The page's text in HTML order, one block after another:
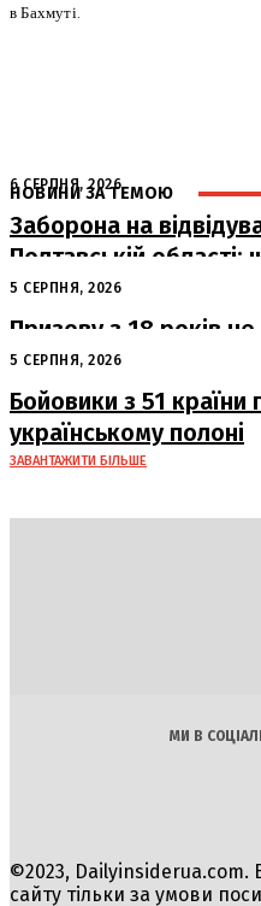
в Бахмуті.
НОВИНИ ЗА ТЕМОЮ
6 СЕРПНЯ, 2026
Заборона на
Полтавській
тисяч гривень
5 СЕРПНЯ, 2026
Призову з 18 років
офіційна позиція
5 СЕРПНЯ, 2026
Бойовики з 51
українському полоні
ЗАВАНТАЖИТИ БІЛЬШЕ
МИ В
©2023, Dailyinsiderua.com.
сайту тільки за умови